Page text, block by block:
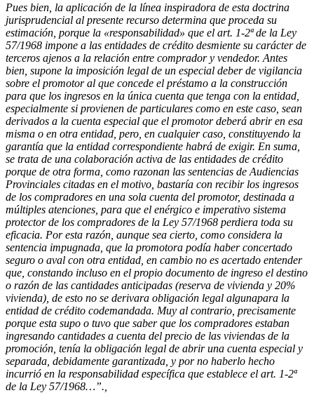
Pues bien, la aplicación de la línea inspiradora de esta doctrina
jurisprudencial al presente recurso determina que proceda su
estimación, porque la «responsabilidad» que el art. 1-2ª de la Ley
57/1968 impone a las entidades de crédito desmiente su carácter de
terceros ajenos a la relación entre comprador y vendedor. Antes
bien, supone la imposición legal de un especial deber de vigilancia
sobre el promotor al que concede el préstamo a la construcción
para que los ingresos en la única cuenta que tenga con la entidad,
especialmente si provienen de particulares como en este caso, sean
derivados a la cuenta especial que el promotor deberá abrir en esa
misma o en otra entidad, pero, en cualquier caso, constituyendo la
garantía que la entidad correspondiente habrá de exigir. En suma,
se trata de una colaboración activa de las entidades de crédito
porque de otra forma, como razonan las sentencias de Audiencias
Provinciales citadas en el motivo, bastaría con recibir los ingresos
de los compradores en una sola cuenta del promotor, destinada a
múltiples atenciones, para que el enérgico e imperativo sistema
protector de los compradores de la Ley 57/1968 perdiera toda su
eficacia. Por esta razón, aunque sea cierto, como considera la
sentencia impugnada, que la promotora podía haber concertado
seguro o aval con otra entidad, en cambio no es acertado entender
que, constando incluso en el propio documento de ingreso el destino
o razón de las cantidades anticipadas (reserva de vivienda y 20%
vivienda), de esto no se derivara obligación legal algunapara la
entidad de crédito codemandada. Muy al contrario, precisamente
porque esta supo o tuvo que saber que los compradores estaban
ingresando cantidades a cuenta del precio de las viviendas de la
promoción, tenía la obligación legal de abrir una cuenta especial y
separada, debidamente garantizada, y por no haberlo hecho
incurrió en la responsabilidad específica que establece el art. 1-2ª
de la Ley 57/1968…”.,